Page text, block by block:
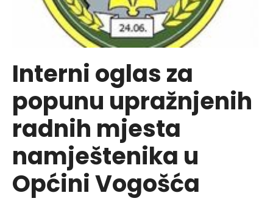
2026.GODINU
Interni oglas za
popunu upražnjenih
radnih mjesta
namještenika u
Općini Vogošća